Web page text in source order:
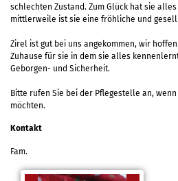
schlechten Zustand. Zum Glück hat sie
mittlerweile ist sie eine fröhliche und
Zirel ist gut bei uns angekommen, wir
Zuhause für sie in dem sie alles
Geborgen- und Sicherheit.
Bitte rufen Sie bei der Pflegestelle an,
möchten.
Kontakt
Fam.